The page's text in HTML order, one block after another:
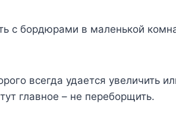
с бордюрами в маленькой
всегда удается увеличить
главное – не переборщить.